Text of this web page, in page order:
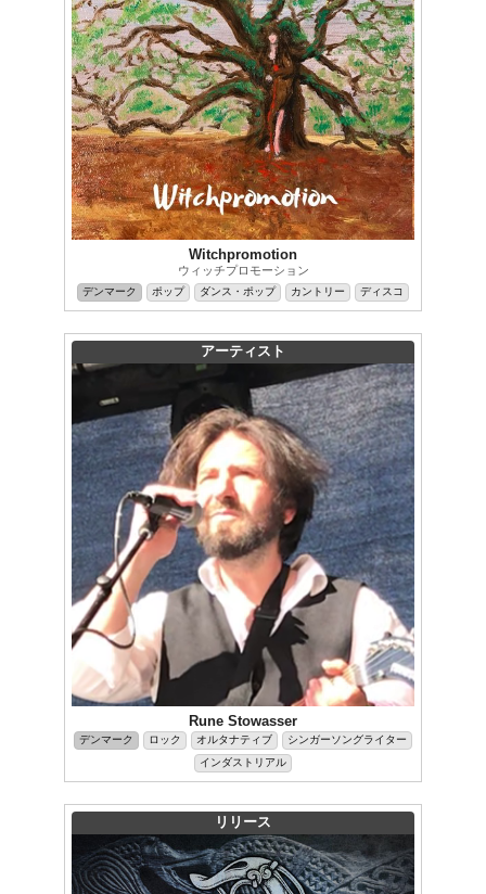
Witchpromotion
ウィッチプロモーション
デンマーク ポップ ダンス・ポップ カントリー ディスコ
アーティスト
Rune Stowasser
デンマーク ロック オルタナティブ
シンガーソングライター
インダストリアル
リリース